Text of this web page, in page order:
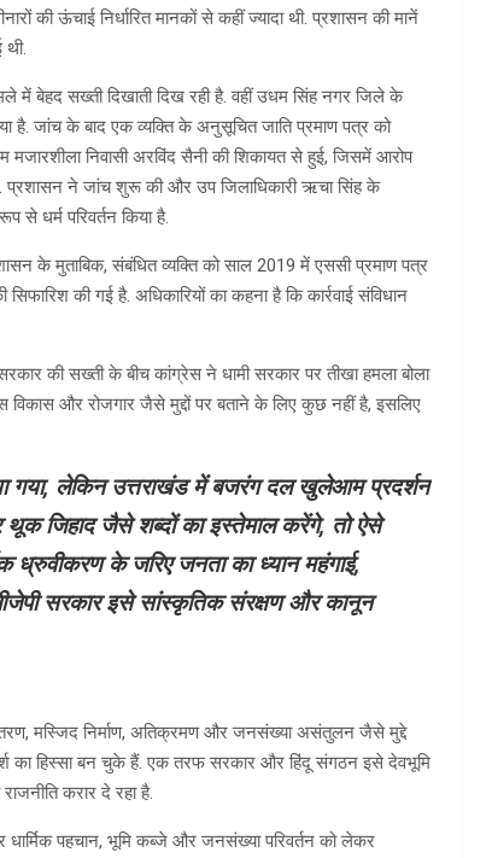
की ऊंचाई निर्धारित मानकों से कहीं ज्यादा थी. प्रशासन की मानें
थी.
में बेहद सख्ती दिखाती दिख रही है. वहीं उधम सिंह नगर जिले के
है. जांच के बाद एक व्यक्ति के अनुसूचित जाति प्रमाण पत्र को
निवासी अरविंद सैनी की शिकायत से हुई, जिसमें आरोप
है. प्रशासन ने जांच शुरू की और उप जिलाधिकारी ऋचा सिंह के
धर्म परिवर्तन किया है.
के मुताबिक, संबंधित व्यक्ति को साल 2019 में एससी प्रमाण पत्र
की गई है. अधिकारियों का कहना है कि कार्रवाई संविधान
की सख्ती के बीच कांग्रेस ने धामी सरकार पर तीखा हमला बोला
विकास और रोजगार जैसे मुद्दों पर बताने के लिए कुछ नहीं है, इसलिए
गया, लेकिन उत्तराखंड में बजरंग दल खुलेआम प्रदर्शन
जिहाद जैसे शब्दों का इस्तेमाल करेंगे, तो ऐसे
ध्रुवीकरण के जरिए जनता का ध्यान महंगाई,
सरकार इसे सांस्कृतिक संरक्षण और कानून
मस्जिद निर्माण, अतिक्रमण और जनसंख्या असंतुलन जैसे मुद्दे
का हिस्सा बन चुके हैं. एक तरफ सरकार और हिंदू संगठन इसे देवभूमि
करार दे रहा है.
पहचान, भूमि कब्जे और जनसंख्या परिवर्तन को लेकर